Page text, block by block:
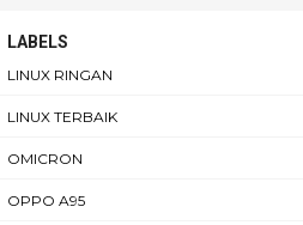
LABELS
LINUX RINGAN
LINUX TERBAIK
OMICRON
OPPO A95